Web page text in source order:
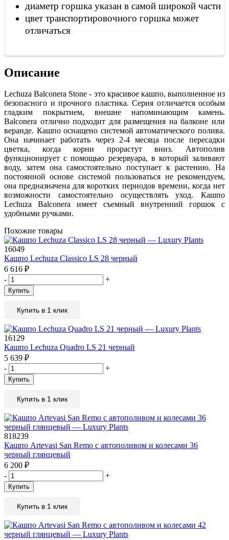
диаметр горшка указан в самой широкой части
цвет транспортировочного горшка может
отличаться
Описание
Lechuza Balconera Stone - это красивое кашпо, выполненное из
безопасного и прочного пластика. Серия отличается особым
гладким покрытием, внешне напоминающим камень.
Balconera отлично подходит для размещения на балконе или
веранде. Кашпо оснащено системой автоматического полива.
Она начинает работать через 2-4 месяца после пересадки
цветка, когда корни прорастут вниз. Автополив
функционирует с помощью резервуара, в который заливают
воду, затем она самостоятельно поступает к растению. На
постоянной основе системой пользоваться не рекомендуем,
она предназначена для коротких периодов времени, когда нет
возможности самостоятельно осуществлять уход. Кашпо
Lechuza Balconera имеет съемный внутренний горшок с
удобными ручками.
Похожие товары
16049
Кашпо Lechuza Classico LS 28 черный
6 616 ₽
-
+
Купить
Купить в 1 клик
16129
Кашпо Lechuza Quadro LS 21 черный
5 639 ₽
-
+
Купить
Купить в 1 клик
818239
Кашпо Artevasi San Remo с автополивом и колесами 36
черный глянцевый
6 200 ₽
-
+
Купить
Купить в 1 клик